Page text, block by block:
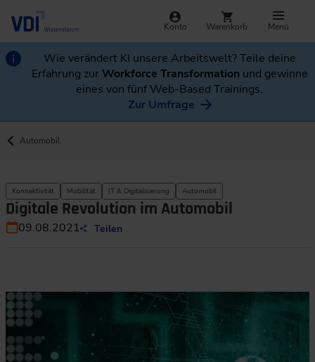
Konto Warenkorb Menü
Wie verändert KI unsere Arbeitswelt? Teile deine
Erfahrung zurWorkforce Transformation und gewinne
eines von fünf Web-Based Trainings.
Zur Umfrage
Automobil
Konnektivität Mobilität IT & Digitalisierung Automobil
Digitale Revolution im Automobil
09.08.2021 Teilen